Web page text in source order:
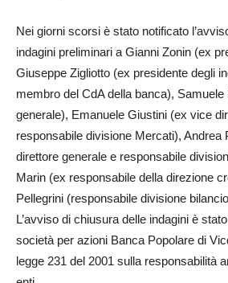
Nei giorni scorsi è stato notificato
indagini preliminari a Gianni Zonin (ex
Giuseppe Zigliotto (ex presidente degli
membro del CdA della banca),
generale), Emanuele Giustini (ex vice
responsabile divisione Mercati), Andrea
direttore generale e responsabile
Marin (ex responsabile della direzione
Pellegrini (responsabile divisione
L’avviso di chiusura delle indagini è
società per azioni Banca Popolare di
legge 231 del 2001 sulla responsabilità